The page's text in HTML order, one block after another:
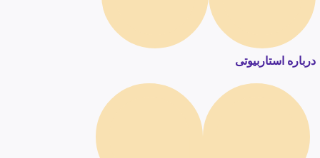
درباره استاربیوتی